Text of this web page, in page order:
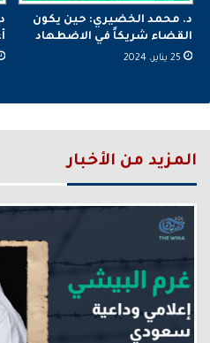
د. محمد الخضيري: حين يكون
القضاء شريكاً في الاضطهاد
25 يناير، 2024
المزيد من الأخبار